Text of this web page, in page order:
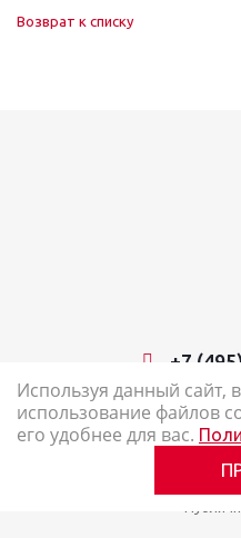
Возврат к списку
+7
2026 © Наш Карандаш:
Используя данный сайт,
использование файлов
его удобнее для вас.